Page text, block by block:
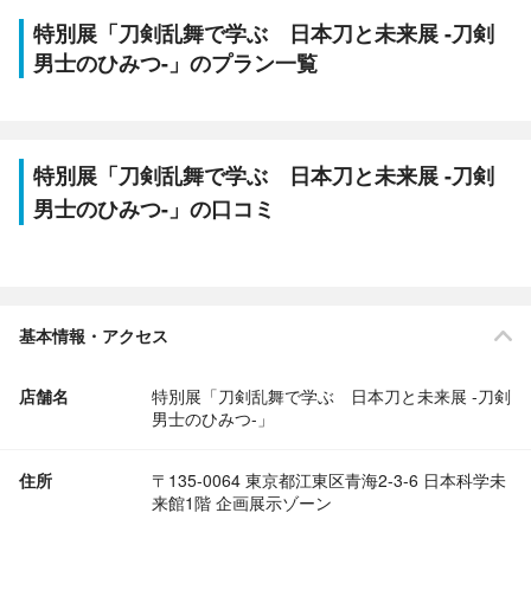
特別展「刀剣乱舞で学ぶ 日本刀と未来展 -刀剣
男士のひみつ-」のプラン一覧
特別展「刀剣乱舞で学ぶ 日本刀と未来展 -刀剣
男士のひみつ-」の口コミ
基本情報・アクセス
店舗名
特別展「刀剣乱舞で学ぶ 日本刀と未来展 -刀剣
男士のひみつ-」
住所
〒135-0064 東京都江東区青海2-3-6 日本科学未
来館1階 企画展示ゾーン